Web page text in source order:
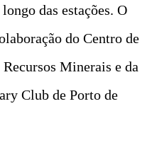
das estações. O
do Centro de
Minerais e da
Club de Porto de